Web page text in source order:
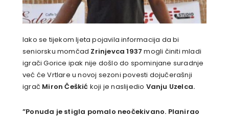
Iako se tijekom ljeta pojavila informacija da bi
seniorsku momčad Zrinjevca 1937 mogli činiti mladi
igrači Gorice ipak nije došlo do spominjane suradnje
već će Vrtlare u novoj sezoni povesti dojučerašnji
igrač Miron Češkić koji je naslijedio Vanju Uzelca.
”Ponuda je stigla pomalo neočekivano. Planirao